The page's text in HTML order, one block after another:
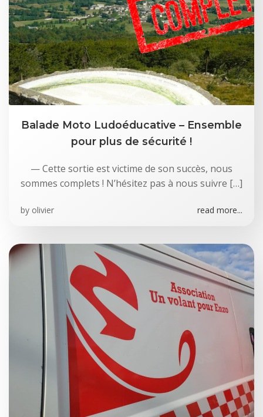
Balade Moto Ludoéducative – Ensemble
pour plus de sécurité !
— Cette sortie est victime de son succès, nous
sommes complets ! N’hésitez pas à nous suivre […]
by olivier read more...